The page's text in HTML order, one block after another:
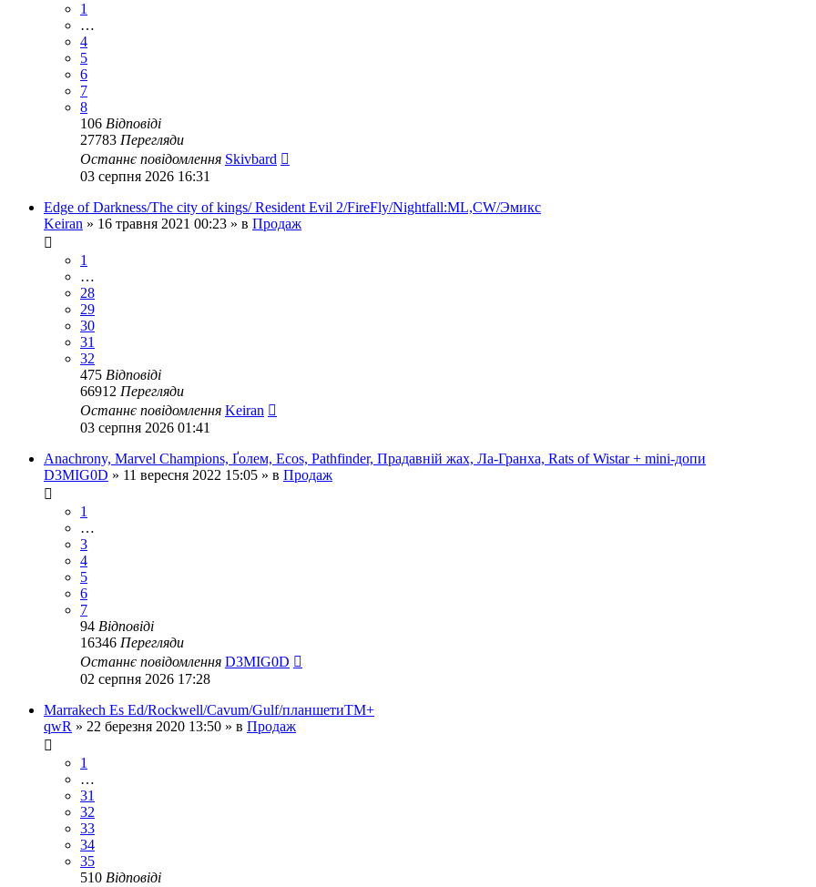
1
…
4
5
6
7
8
106 Відповіді
27783 Перегляди
Останнє повідомлення Skivbard
03 серпня 2026 16:31
Edge of Darkness/The city of kings/ Resident Evil 2/FireFly/Nightfall:ML,CW/Эмикс
Keiran » 16 травня 2021 00:23 » в Продаж
1
…
28
29
30
31
32
475 Відповіді
66912 Перегляди
Останнє повідомлення Keiran
03 серпня 2026 01:41
Anachrony, Marvel Champions, Ґолем, Ecos, Pathfinder, Прадавній жах, Ла-Гранха, Rats of Wistar + mini-допи
D3MIG0D » 11 вересня 2022 15:05 » в Продаж
1
…
3
4
5
6
7
94 Відповіді
16346 Перегляди
Останнє повідомлення D3MIG0D
02 серпня 2026 17:28
Marrakech Es Ed/Rockwell/Сavum/Gulf/планшетиТМ+
qwR » 22 березня 2020 13:50 » в Продаж
1
…
31
32
33
34
35
510 Відповіді